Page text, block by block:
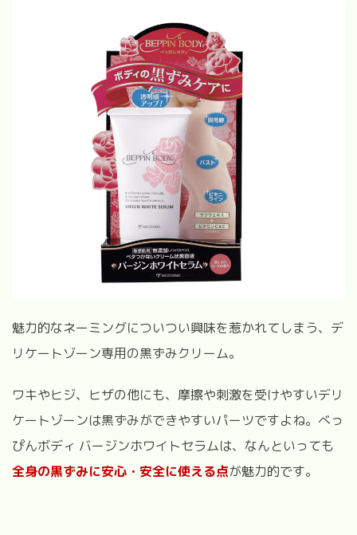
魅力的なネーミングについつい興味を惹かれてしまう、デ
リケートゾーン専用の黒ずみクリーム。
ワキやヒジ、ヒザの他にも、摩擦や刺激を受けやすいデリ
ケートゾーンは黒ずみができやすいパーツですよね。べっ
ぴんボディ バージンホワイトセラムは、なんといっても
全身の黒ずみに安心・安全に使える点が魅力的です。